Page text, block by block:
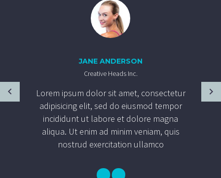
JANE ANDERSON
Creative Heads Inc.
Lorem ipsum dolor sit amet, consectetur
adipisicing elit, sed do eiusmod tempor
incididunt ut labore et dolore magna
aliqua. Ut enim ad minim veniam, quis
nostrud exercitation ullamco